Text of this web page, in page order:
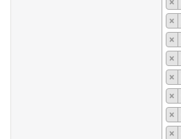
×
×
×
×
×
×
×
×